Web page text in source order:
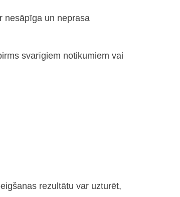
nesāpīga un neprasa
svarīgiem notikumiem vai
rezultātu var uzturēt,